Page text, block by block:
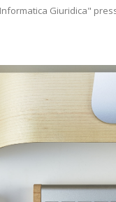
Giuridica"